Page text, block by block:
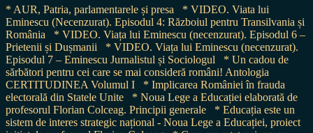
* AUR, Patria, parlamentarele și presa
* VIDEO. Viata lui
Eminescu (Necenzurat). Episodul 4: Războiul pentru Transilvania și
România
* VIDEO. Viața lui Eminescu (necenzurat). Episodul 6 –
Prietenii și Dușmanii
* VIDEO. Viața lui Eminescu (necenzurat).
Episodul 7 – Eminescu Jurnalistul și Sociologul
* Un cadou de
sărbători pentru cei care se mai consideră români! Antologia
CERTITUDINEA Volumul I
* Implicarea României în frauda
electorală din Statele Unite
* Noua Lege a Educației elaborată de
profesorul Florian Colceag. Principii generale
* Educația este un
sistem de interes strategic național - Noua Lege a Educației, proiect